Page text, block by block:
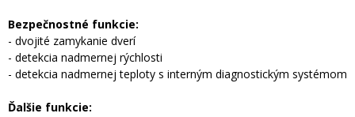
Bezpečnostné funkcie:
- dvojité zamykanie dverí
- detekcia nadmernej rýchlosti
- detekcia nadmernej teploty s interným diagnostickým systémom
Ďalšie funkcie: